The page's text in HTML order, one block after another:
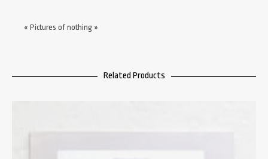
« Pictures of nothing »
Related Products